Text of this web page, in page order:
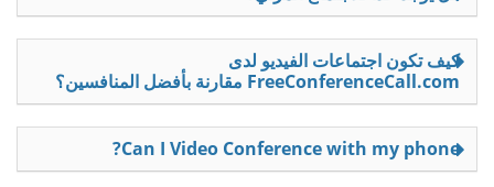
كيف تكون اجتماعات الفيديو لدى
FreeConferenceCall.com مقارنة بأفضل المنافسين؟
Can I Video Conference with my phone?